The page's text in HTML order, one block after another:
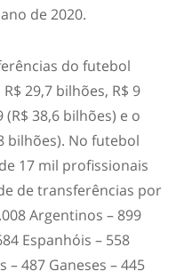
de 2020.
do futebol
29,7 bilhões, R$ 9
38,6 bilhões) e o
bilhões). No futebol
17 mil profissionais
de transferências por
Argentinos – 899
Espanhóis – 558
487 Ganeses – 445